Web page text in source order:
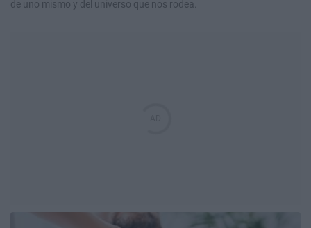
de uno mismo y del universo que nos rodea.